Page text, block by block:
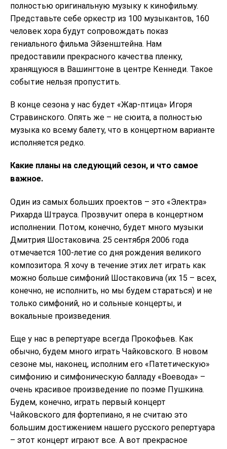
полностью оригинальную музыку к кинофильму.
Представьте себе оркестр из 100 музыкантов, 160
человек хора будут сопровождать показ
гениального фильма Эйзенштейна. Нам
предоставили прекрасного качества пленку,
хранящуюся в Вашингтоне в центре Кеннеди. Такое
событие нельзя пропустить.
В конце сезона у нас будет «Жар-птица» Игоря
Стравинского. Опять же – не сюита, а полностью
музыка ко всему балету, что в концертном варианте
исполняется редко.
Какие планы на следующий сезон, и что самое
важное.
Один из самых больших проектов – это «Электра»
Рихарда Штрауса. Прозвучит опера в концертном
исполнении. Потом, конечно, будет много музыки
Дмитрия Шостаковича. 25 сентября 2006 года
отмечается 100-летие со дня рождения великого
композитора. Я хочу в течение этих лет играть как
можно больше симфоний Шостаковича (их 15 – всех,
конечно, не исполнить, но мы будем стараться) и не
только симфоний, но и сольные концерты, и
вокальные произведения.
Еще у нас в репертуаре всегда Прокофьев. Как
обычно, будем много играть Чайковского. В новом
сезоне мы, наконец, исполним его «Патетическую»
симфонию и симфоническую балладу «Воевода» –
очень красивое произведение по поэме Пушкина.
Будем, конечно, играть первый концерт
Чайковского для фортепиано, я не считаю это
большим достижением нашего русского репертуара
– этот концерт играют все. А вот прекрасное